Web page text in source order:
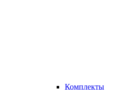
Комплекты